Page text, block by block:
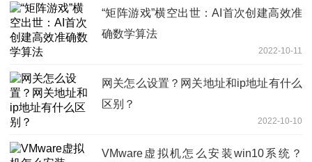
“矩阵游戏”横空出世：AI首次创建高效准
确数学算法
2022-10-11
网关怎么设置？网关地址和ip地址有什么
区别？
2022-10-10
VMware虚拟机怎么安装win10系统？